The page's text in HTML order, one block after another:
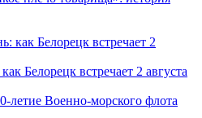
Белорецк встречает 2 августа